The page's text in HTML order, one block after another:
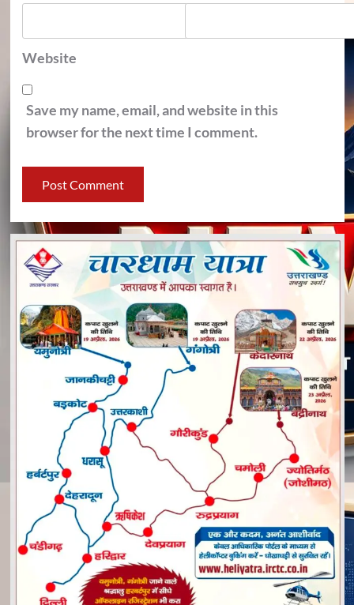
Website
Save my name, email, and website in this
browser for the next time I comment.